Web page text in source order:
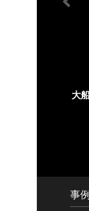
大
事